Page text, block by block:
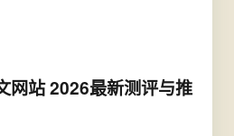
网站 2026最新测评与推